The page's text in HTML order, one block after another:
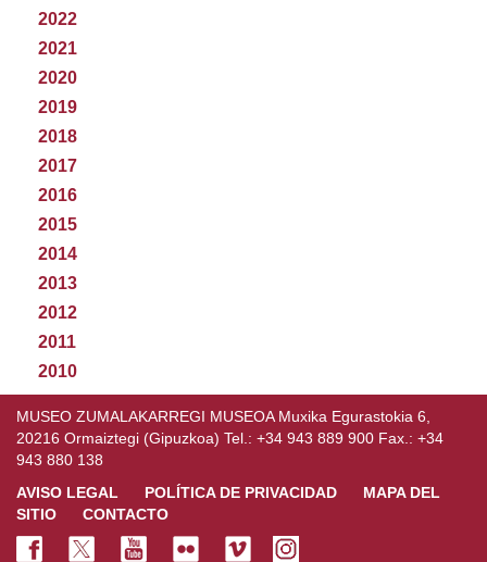
2022
2021
2020
2019
2018
2017
2016
2015
2014
2013
2012
2011
2010
MUSEO ZUMALAKARREGI MUSEOA Muxika Egurastokia 6,
20216 Ormaiztegi (Gipuzkoa) Tel.: +34 943 889 900 Fax.: +34
943 880 138
AVISO LEGAL
POLÍTICA DE PRIVACIDAD
MAPA DEL
SITIO
CONTACTO